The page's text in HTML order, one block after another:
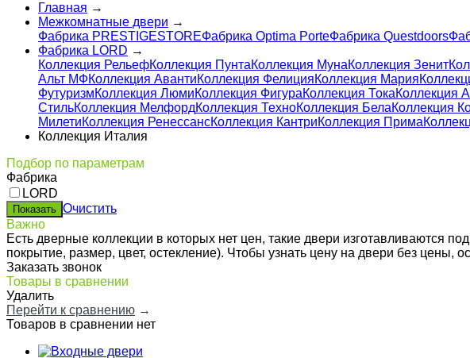
Главная →
Межкомнатные двери →
Фабрика PRESTIGESTOREФабрика Optima PorteФабрика Questdoors
Фабрика LORD →
Коллекция РельефКоллекция ПунтаКоллекция МунаКоллекция Зенит
Альт МФКоллекция АвантиКоллекция ФелицияКоллекция Мария
ФутуризмКоллекция ЛюмиКоллекция ФигураКоллекция ТокаКоллекция
СтильКоллекция МелфордКоллекция ТехноКоллекция БелаКоллекция
МилетиКоллекция РенессансКоллекция КантриКоллекция Прима
Коллекция Италия
Подбор по параметрам
Фабрика
LORD
Очистить
Важно
Есть дверные коллекции в которых нет цен, такие двери изготавливаются
покрытие, размер, цвет, остекление). Чтобы узнать цену на двери без
Заказать звонок
Товары в сравнении
Удалить
Перейти к сравнению →
Товаров в сравнении нет